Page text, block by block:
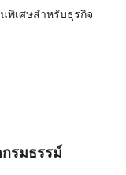
พิเศษสำหรับธุรกิจ
รมธรรม์